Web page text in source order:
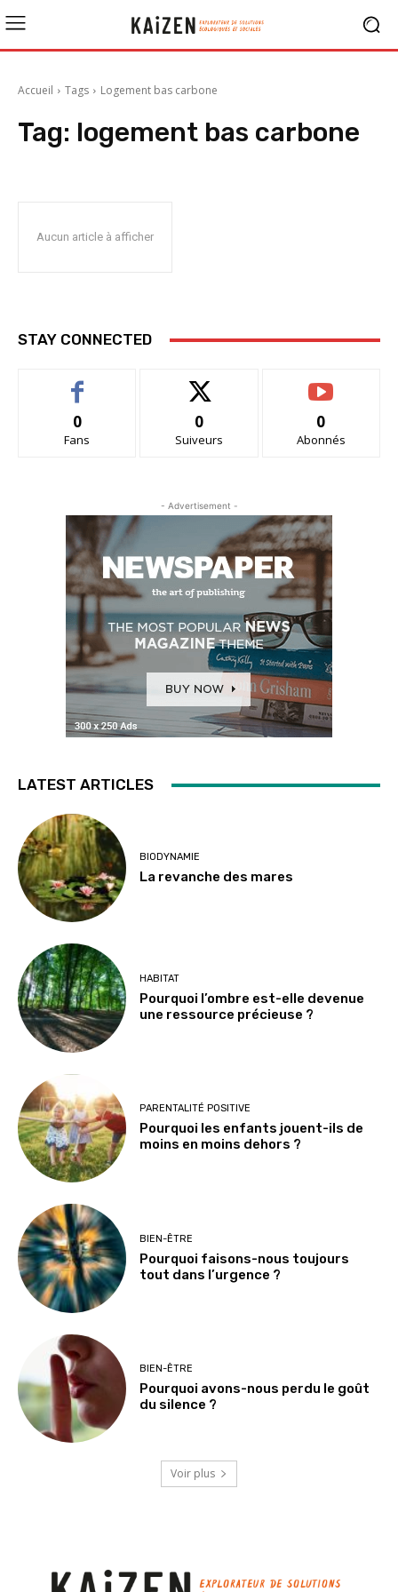
Accueil Tags Logement bas carbone
Tag: logement bas carbone
Aucun article à afficher
STAY CONNECTED
0
Fans
0
Suiveurs
0
Abonnés
- Advertisement -
LATEST ARTICLES
BIODYNAMIE
La revanche des mares
HABITAT
Pourquoi l’ombre est-elle devenue
une ressource précieuse ?
PARENTALITÉ POSITIVE
Pourquoi les enfants jouent-ils de
moins en moins dehors ?
BIEN-ÊTRE
Pourquoi faisons-nous toujours
tout dans l’urgence ?
BIEN-ÊTRE
Pourquoi avons-nous perdu le goût
du silence ?
Voir plus